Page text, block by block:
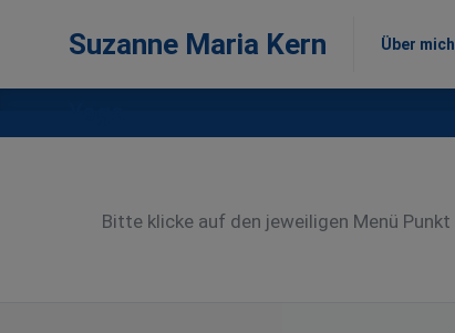
Suzanne Maria Kern Über mich
Suzanne Maria Kern Über mich
Bitte klicke auf den jeweiligen Menü